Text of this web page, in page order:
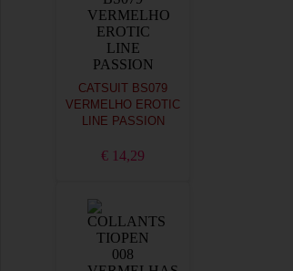
CATSUIT BS079
VERMELHO EROTIC
LINE PASSION
€ 14,29